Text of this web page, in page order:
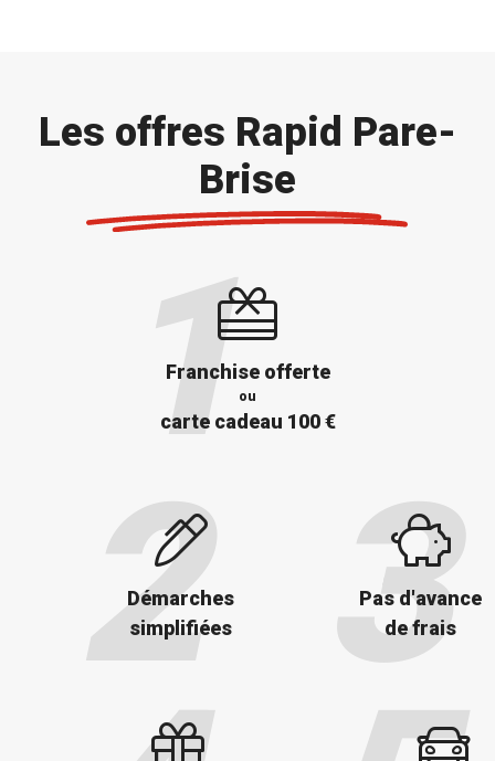
Les offres Rapid Pare-
Brise
Franchise offerte
ou
carte cadeau 100 €
Démarches
simplifiées
Pas d'avance
de frais